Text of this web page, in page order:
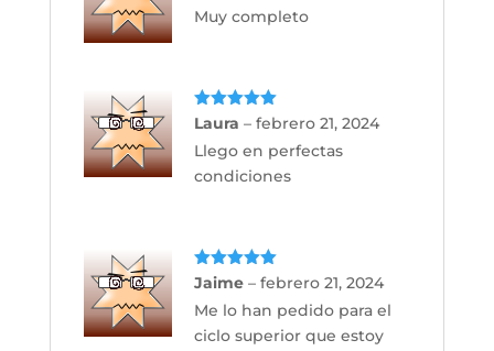
Muy completo
Valorado
Laura – febrero 21, 2024
Llego en perfectas
condiciones
Valorado
Jaime – febrero 21, 2024
Me lo han pedido para el
ciclo superior que estoy